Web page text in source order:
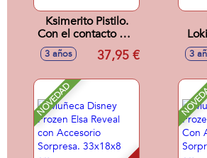
Ksimerito Pistilo.
Con el contacto del
agua helada
cambia de color!!
3 años 37,95 €
es
3
NOVEDAD